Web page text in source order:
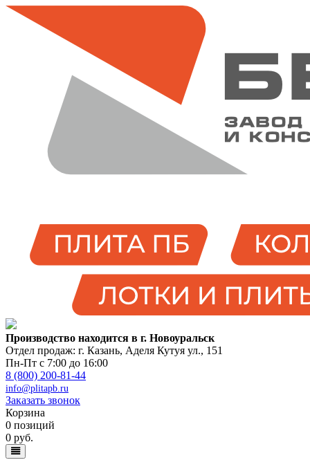
Производство находится в г. Новоуральск
Отдел продаж: г. Казань, Аделя Кутуя ул., 151
Пн-Пт с 7:00 до 16:00
8 (800) 200-81-44
info@plitapb.ru
Заказать звонок
Корзина
0 позиций
0 руб.